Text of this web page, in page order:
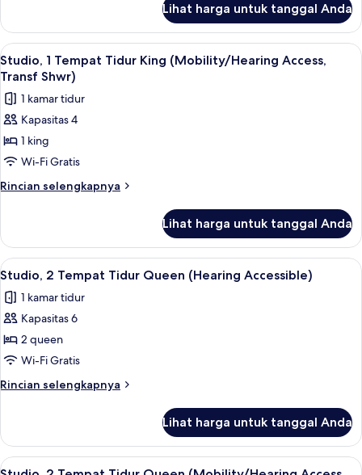
(Hearing
Accessible)
Studio,
Tempat
Tidur
(Hearing
Accessible)
Lihat harga untuk tanggal Anda
Lihat
semua
foto
untuk
Studio,
1
Tempat
Tidur
Access,
Transf
Shwr)
6
Studio, 1 Tempat Tidur King (Mobility/Hearing Access,
Transf Shwr)
1 kamar tidur
Kapasitas 4
1 king
Wi-Fi Gratis
Rincian selengkapnya
Rincian
Studio,
Tempat
King
(Mobility/Hearing
Transf
Shwr)
Lihat harga untuk tanggal Anda
Lihat
semua
foto
untuk
Studio,
2
Tempat
Tidur
(Hearing
Accessible)
11
Studio, 2 Tempat Tidur Queen (Hearing Accessible)
1 kamar tidur
Kapasitas 6
2 queen
Wi-Fi Gratis
Rincian selengkapnya
Rincian
Studio,
Tempat
Lihat harga untuk tanggal Anda
Lihat
11